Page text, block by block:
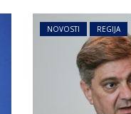
NOVOSTI REGIJA